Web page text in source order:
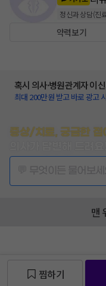
정신과 상담(진
약력보기
혹시 의사·병원관계자 이
최대 200만원 받고 바로 광고
증상/치료, 궁금한 점
맨
찜하기